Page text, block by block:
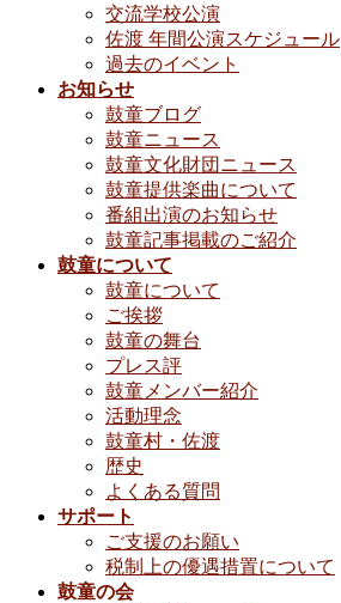
交流学校公演
佐渡 年間公演スケジュール
過去のイベント
お知らせ
鼓童ブログ
鼓童ニュース
鼓童文化財団ニュース
鼓童提供楽曲について
番組出演のお知らせ
鼓童記事掲載のご紹介
鼓童について
鼓童について
ご挨拶
鼓童の舞台
プレス評
鼓童メンバー紹介
活動理念
鼓童村・佐渡
歴史
よくある質問
サポート
ご支援のお願い
税制上の優遇措置について
鼓童の会